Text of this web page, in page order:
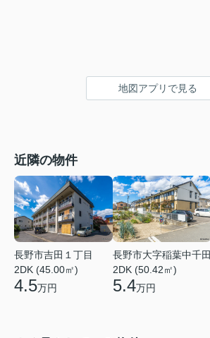
地図アプリで見る
近隣の物件
長野市吉田１丁目
2DK (45.00㎡)
4.5万円
長野市大字稲葉中千田
2DK (50.42㎡)
5.4万円